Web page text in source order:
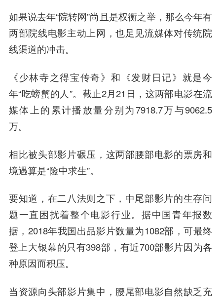
如果说去年“院转网”尚且是权衡之举，那么今年有
两部院线电影主动上网，也足见流媒体对传统院
线渠道的冲击。
《少林寺之得宝传奇》和《发财日记》就是今
年“吃螃蟹的人”。截止2月21日，这两部电影在流
媒体上的累计播放量分别为7918.7万与9062.5
万。
相比被头部影片碾压，这两部腰部电影的票房和
境遇算是“险中求生”。
要知道，在二八法则之下，中尾部影片的生存问
题一直困扰着整个电影行业。据中国青年报数
据，2018年我国出品影片数量为1082部，可最终
登上大银幕的只有398部，有近700部影片因为各
种原因而积压。
当资源向头部影片集中，腰尾部电影自然缺乏充